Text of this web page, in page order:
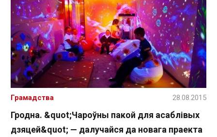
Гродна. &quot;Чароўны пакой для асаблівых
дзяцей&quot; — далучайся да новага праекта
Грамадства 28.08.2015